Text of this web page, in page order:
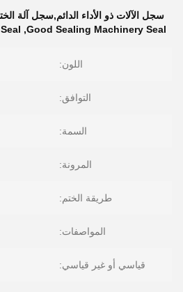
سجل الآلات ذو الأداء الدائم,سجل آلة
Good Sealing Machinery Seal
,
اللون:
التوافق:
السمة:
المرونة:
طريقة الختم:
المواصفات:
قياسي أو غير قياسي: